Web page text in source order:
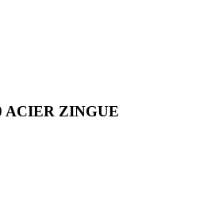
ACIER ZINGUE